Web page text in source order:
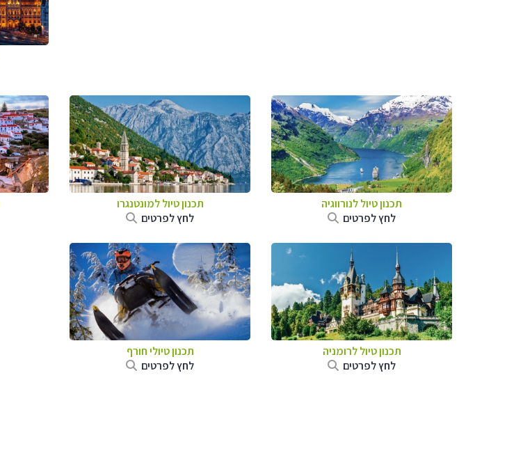
תכנון טיול לנורווגיה
לחץ לפרטים
תכנון טיול למונטנגרו
לחץ לפרטים
תכנון טיול לרומניה
לחץ לפרטים
תכנון טיולי חורף
לחץ לפרטים